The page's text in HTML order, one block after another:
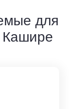
для
Кашире